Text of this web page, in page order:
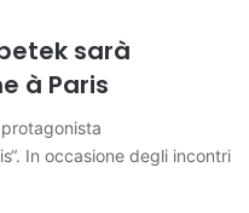
sarà
à Paris
In occasione degli incontri